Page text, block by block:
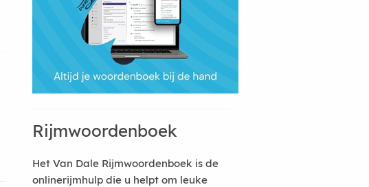
Rijmwoordenboek
Het Van Dale Rijmwoordenboek is de
onlinerijmhulp die u helpt om leuke